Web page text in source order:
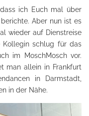
ich Euch mal über
Aber nun ist es
wieder auf Dienstreise
Kollegin schlug für das
im MoschMosch vor.
man allein in Frankfurt
in Darmstadt,
in der Nähe.